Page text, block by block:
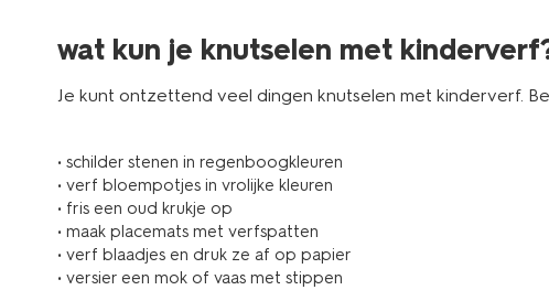
wat kun je knutselen met
Je kunt ontzettend veel dingen knutselen met kinderverf.
• schilder stenen in regenboogkleuren
• verf bloempotjes in vrolijke kleuren
• fris een oud krukje op
• maak placemats met verfspatten
• verf blaadjes en druk ze af op papier
• versier een mok of vaas met stippen